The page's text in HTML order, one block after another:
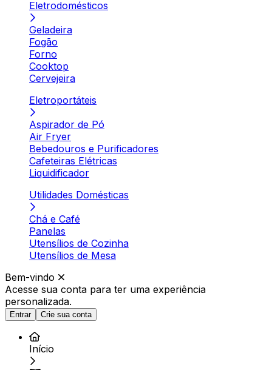
Eletrodomésticos
Geladeira
Fogão
Forno
Cooktop
Cervejeira
Eletroportáteis
Aspirador de Pó
Air Fryer
Bebedouros e Purificadores
Cafeteiras Elétricas
Liquidificador
Utilidades Domésticas
Chá e Café
Panelas
Utensílios de Cozinha
Utensílios de Mesa
Bem-vindo
Acesse sua conta para ter uma experiência
personalizada.
Entrar Crie sua conta
Início